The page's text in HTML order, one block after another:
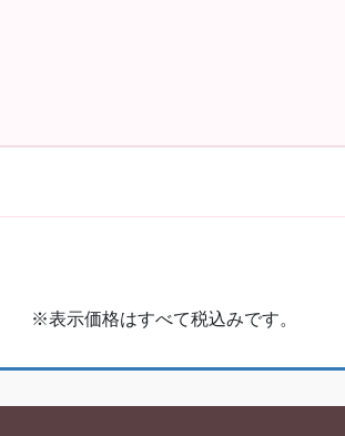
※表示価格はすべて税込みです。